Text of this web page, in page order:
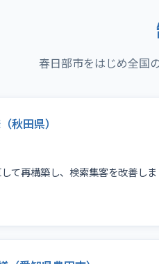
春日部市をはじめ全国
秋田県）
て再構築し、検索集客を改善しま